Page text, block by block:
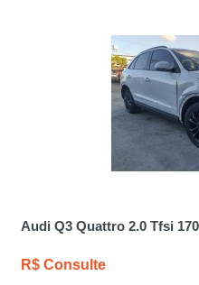
Audi Q3 Quattro 2.0 Tfsi
R$ Consulte